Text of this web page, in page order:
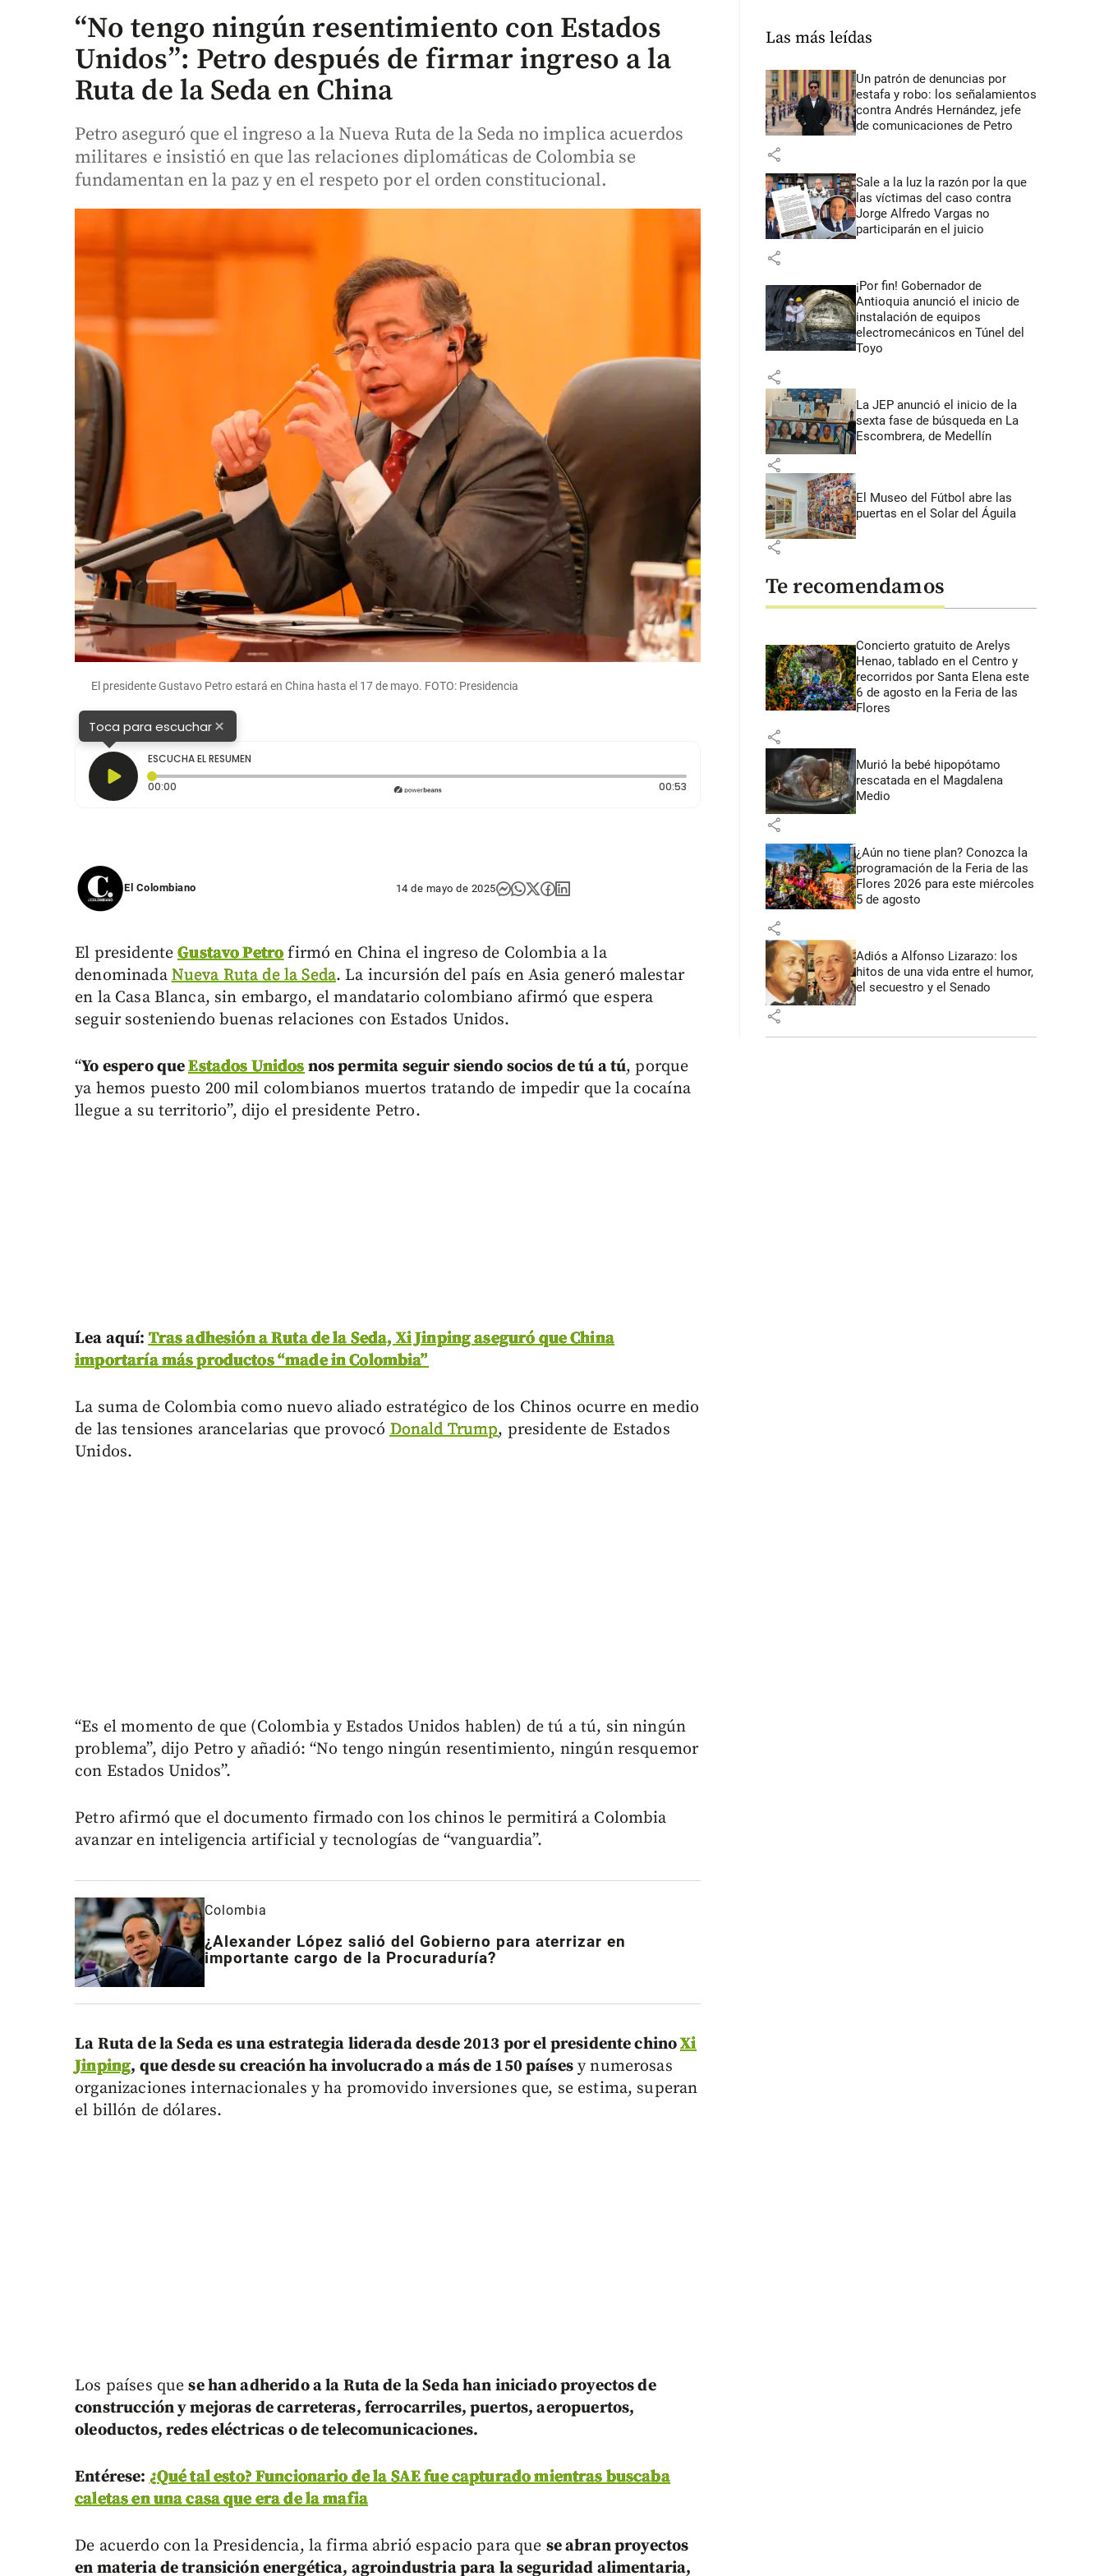
“No tengo ningún resentimiento con Estados
Unidos”: Petro después de firmar ingreso a la
Ruta de la Seda en China
Petro aseguró que el ingreso a la Nueva Ruta de la Seda no implica acuerdos
militares e insistió en que las relaciones diplomáticas de Colombia se
fundamentan en la paz y en el respeto por el orden constitucional.
El presidente Gustavo Petro estará en China hasta el 17 de mayo. FOTO: Presidencia
Toca para escuchar×
ESCUCHA EL RESUMEN
00:00
00:53Duración: 53 segundos
El Colombiano 14 de mayo de 2025
El presidenteGustavo Petrofirmó en China el ingreso de Colombia a la
denominadaNueva Ruta de la Seda. La incursión del país en Asia generó malestar
en la Casa Blanca, sin embargo, el mandatario colombiano afirmó que espera
seguir sosteniendo buenas relaciones con Estados Unidos.
“Yo espero queEstados Unidosnos permita seguir siendo socios de tú a tú, porque
ya hemos puesto 200 mil colombianos muertos tratando de impedir que la cocaína
llegue a su territorio”, dijo el presidente Petro.
Lea aquí:Tras adhesión a Ruta de la Seda, Xi Jinping aseguró que China
importaría más productos “made in Colombia”
La suma de Colombia como nuevo aliado estratégico de los Chinos ocurre en medio
de las tensiones arancelarias que provocóDonald Trump, presidente de Estados
Unidos.
“Es el momento de que (Colombia y Estados Unidos hablen) de tú a tú, sin ningún
problema”, dijo Petro y añadió: “No tengo ningún resentimiento, ningún resquemor
con Estados Unidos”.
Petro afirmó que el documento firmado con los chinos le permitirá a Colombia
avanzar en inteligencia artificial y tecnologías de “vanguardia”.
Colombia
¿Alexander López salió del Gobierno para aterrizar en
importante cargo de la Procuraduría?
La Ruta de la Seda es una estrategia liderada desde 2013 por el presidente chinoXi
Jinping, que desde su creación ha involucrado a más de 150 paísesy numerosas
organizaciones internacionales y ha promovido inversiones que, se estima, superan
el billón de dólares.
Los países quese han adherido a la Ruta de la Seda han iniciado proyectos de
construcción y mejoras de carreteras, ferrocarriles, puertos, aeropuertos,
oleoductos, redes eléctricas o de telecomunicaciones.
Entérese: ¿Qué tal esto? Funcionario de la SAE fue capturado mientras buscaba
caletas en una casa que era de la mafia
De acuerdo con la Presidencia, la firma abrió espacio para que se abran proyectos
en materia de transición energética, agroindustria para la seguridad alimentaria,
Las más leídas
Un patrón de denuncias por
estafa y robo: los señalamientos
contra Andrés Hernández, jefe
de comunicaciones de Petro
share
Sale a la luz la razón por la que
las víctimas del caso contra
Jorge Alfredo Vargas no
participarán en el juicio
share
¡Por fin! Gobernador de
Antioquia anunció el inicio de
instalación de equipos
electromecánicos en Túnel del
Toyo
share
La JEP anunció el inicio de la
sexta fase de búsqueda en La
Escombrera, de Medellín
share
El Museo del Fútbol abre las
puertas en el Solar del Águila
share
Te recomendamos
Concierto gratuito de Arelys
Henao, tablado en el Centro y
recorridos por Santa Elena este
6 de agosto en la Feria de las
Flores
share
Murió la bebé hipopótamo
rescatada en el Magdalena
Medio
share
¿Aún no tiene plan? Conozca la
programación de la Feria de las
Flores 2026 para este miércoles
5 de agosto
share
Adiós a Alfonso Lizarazo: los
hitos de una vida entre el humor,
el secuestro y el Senado
share